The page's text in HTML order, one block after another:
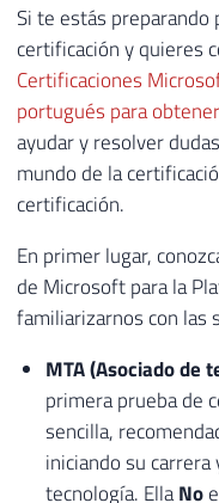
Si te estás
certificación y quieres
Certificaciones
portugués para
ayudar y resolver
mundo de la
certificación.
En primer lugar,
de Microsoft para la
familiarizarnos con las
MTA (Asociado de
primera prueba de
sencilla,
iniciando su
tecnología. EllaNo